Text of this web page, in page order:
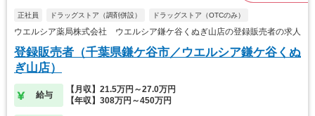
正社員 ドラッグストア（調剤併設） ドラッグストア（OTCのみ）
ウエルシア薬局株式会社 ウエルシア鎌ケ谷くぬぎ山店の登録販売者の求人
登録販売者（千葉県鎌ケ谷市／ウエルシア鎌ケ谷くぬ
ぎ山店）
給与
【月収】21.5万円～27.0万円
【年収】308万円～450万円